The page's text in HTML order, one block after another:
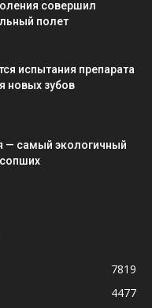
совершил
полет
испытания препарата
новых зубов
— самый экологичный
7819
4477